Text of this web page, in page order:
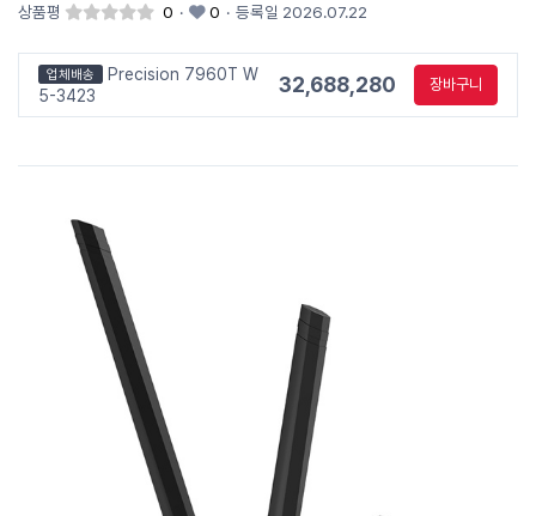
상품평 0 · 0 · 등록일 2026.07.22
업체배송
Precision 7960T W
5-3423
32,688,280 장바구니